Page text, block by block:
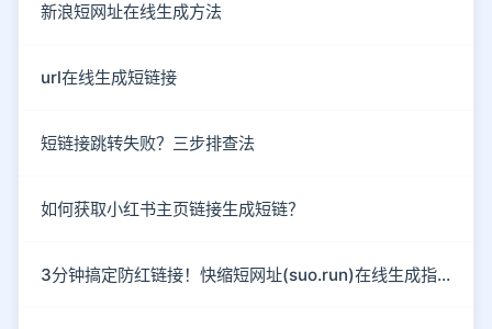
新浪短网址在线生成方法
url在线生成短链接
短链接跳转失败？三步排查法
如何获取小红书主页链接生成短链？
3分钟搞定防红链接！快缩短网址(suo.run)在线生成指南